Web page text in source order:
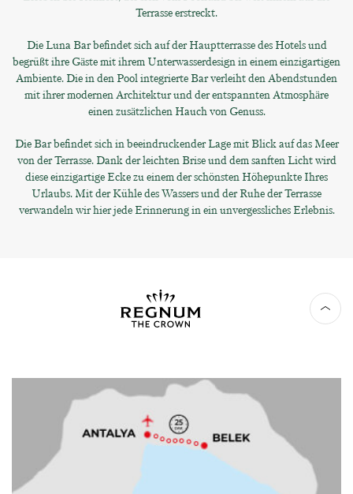
Terrasse erstreckt.
Die Luna Bar befindet sich auf der Hauptterrasse des Hotels und
begrüßt ihre Gäste mit ihrem Unterwasserdesign in einem einzigartigen
Ambiente. Die in den Pool integrierte Bar verleiht den Abendstunden
mit ihrer modernen Architektur und der entspannten Atmosphäre
einen zusätzlichen Hauch von Genuss.
Die Bar befindet sich in beeindruckender Lage mit Blick auf das Meer
von der Terrasse. Dank der leichten Brise und dem sanften Licht wird
diese einzigartige Ecke zu einem der schönsten Höhepunkte Ihres
Urlaubs. Mit der Kühle des Wassers und der Ruhe der Terrasse
verwandeln wir hier jede Erinnerung in ein unvergessliches Erlebnis.